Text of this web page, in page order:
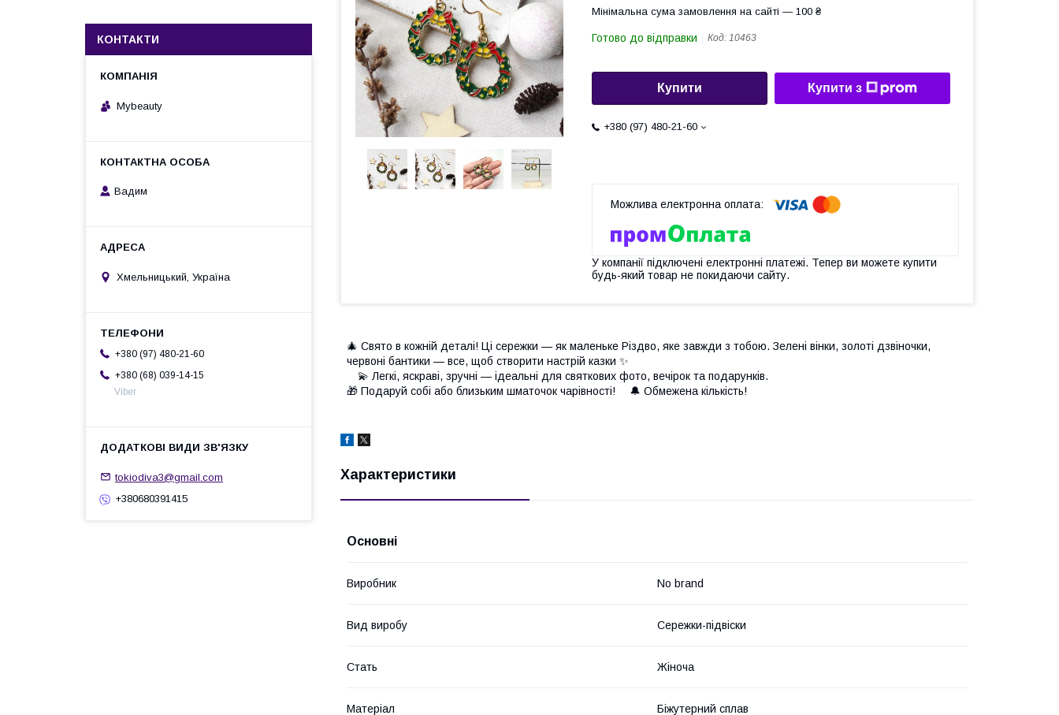
Мінімальна сума замовлення на сайті — 100 ₴
Готово до відправки Код: 10463
Купити Купити з
+380 (97) 480-21-60
У компанії підключені електронні платежі. Тепер ви можете купити
будь-який товар не покидаючи сайту.
🎄 Свято в кожній деталі! Ці сережки — як маленьке Різдво, яке завжди з тобою. Зелені вінки, золоті дзвіночки,
червоні бантики — все, щоб створити настрій казки ✨
⠀ 💫 Легкі, яскраві, зручні — ідеальні для святкових фото, вечірок та подарунків.
🎁 Подаруй собі або близьким шматочок чарівності! ⠀ 🔔 Обмежена кількість!
Характеристики
Основні
Виробник No brand
Вид виробу Сережки-підвіски
Стать Жіноча
Матеріал Біжутерний сплав
КОНТАКТИ
Mybeauty
Вадим
Хмельницький, Україна
+380 (97) 480-21-60
+380 (68) 039-14-15
Viber
tokiodiva3@gmail.com
+380680391415